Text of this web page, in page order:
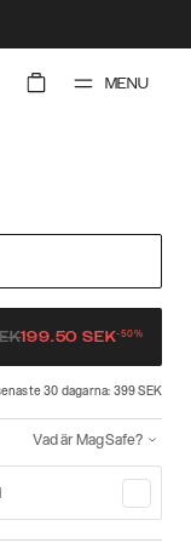
MENU
199.50 SEK-50%
30 dagarna: 399 SEK
Vad är MagSafe?